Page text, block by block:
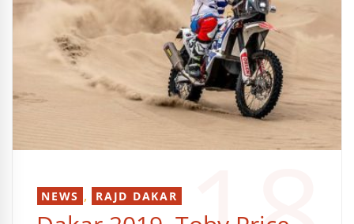
NEWS , RAJD DAKAR